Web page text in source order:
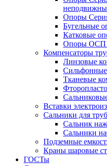
Опоры
Бугельные
Катковые
Опоры
Компенсаторы
Линзовые
Тканевые
Вставки
Сальники для труб
Сальник
Сальники
Подземные
Краны шаровые
ГОСТы